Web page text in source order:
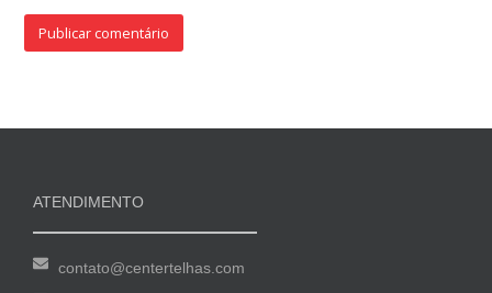
ATENDIMENTO
contato@centertelhas.com